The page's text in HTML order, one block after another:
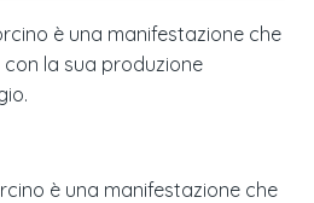
è una manifestazione che
la sua produzione
è una manifestazione che